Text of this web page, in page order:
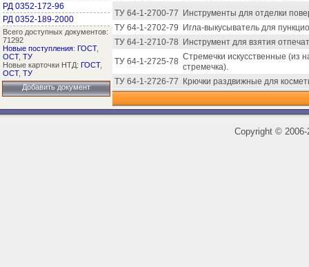
РД 0352-172-96
РД 0352-189-2000
Всего доступных документов:
71292
Новые поступления: ГОСТ,
ОСТ, ТУ
Новые карточки НТД: ГОСТ,
ОСТ, ТУ
Добавить документ
ТУ 64-1-2700-77
Инструменты для отделки
ТУ 64-1-2702-79
Игла-выкусыватель для
ТУ 64-1-2710-78
Инструмент для взятия
ТУ 64-1-2725-78 Стремечки искусственные (из
стремечка).
ТУ 64-1-2726-77
Крючки раздвижные для
Copyright ©